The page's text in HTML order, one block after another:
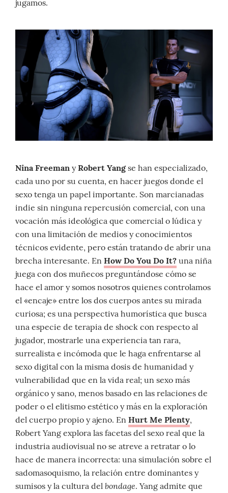
jugamos.
Nina Freeman yRobert Yangse han especializado,
cada uno por su cuenta, en hacer juegos donde el
sexo tenga un papel importante. Son marcianadas
indie sin ninguna repercusión comercial, con una
vocación más ideológica que comercial o lúdica y
con una limitación de medios y conocimientos
técnicos evidente, pero están tratando de abrir una
brecha interesante. En How Do You Do It? una niña
juega con dos muñecos preguntándose cómo se
hace el amor y somos nosotros quienes controlamos
el «encaje» entre los dos cuerpos antes su mirada
curiosa; es una perspectiva humorística que busca
una especie de terapia de shock con respecto al
jugador, mostrarle una experiencia tan rara,
surrealista e incómoda que le haga enfrentarse al
sexo digital con la misma dosis de humanidad y
vulnerabilidad que en la vida real; un sexo más
orgánico y sano, menos basado en las relaciones de
poder o el elitismo estético y más en la exploración
del cuerpo propio y ajeno. En Hurt Me Plenty,
Robert Yang explora las facetas del sexo real que la
industria audiovisual no se atreve a retratar o lo
hace de manera incorrecta: una simulación sobre el
sadomasoquismo, la relación entre dominantes y
sumisos y la cultura del bondage. Yang admite que